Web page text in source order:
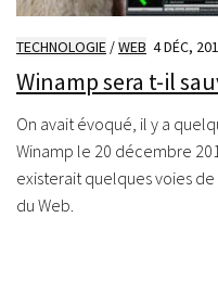
TECHNOLOGIE /WEB 4 DÉC,
Winamp sera t-il
On avait évoqué, il y a
Winamp le 20 décembre
existerait quelques voies
du Web.